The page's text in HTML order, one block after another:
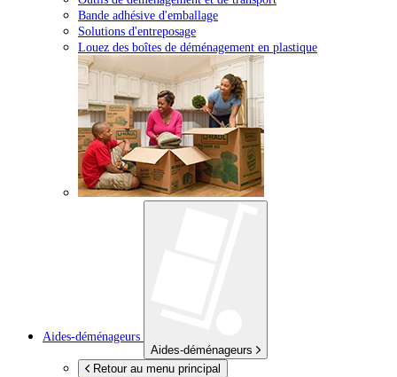
Bande adhésive d'emballage
Solutions d'entreposage
Louez des boîtes de déménagement en plastique
Aides-déménageurs
Aides-déménageurs
Retour au menu principal